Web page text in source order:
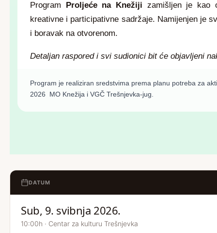
Program Proljeće na Knežiji zamišljen je kao
kreativne i participativne sadržaje. Namijenjen je
i boravak na otvorenom.
Detaljan raspored i svi sudionici bit će objavljeni
Program je realiziran sredstvima prema planu potreba za
2026 MO Knežija i VGČ Trešnjevka-jug.
DATUM
Sub, 9. svibnja 2026.
10:00h · Centar za kulturu Trešnjevka